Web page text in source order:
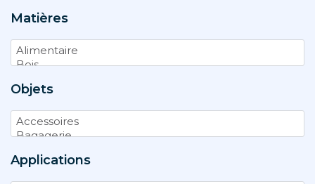
Matières
Objets
Applications